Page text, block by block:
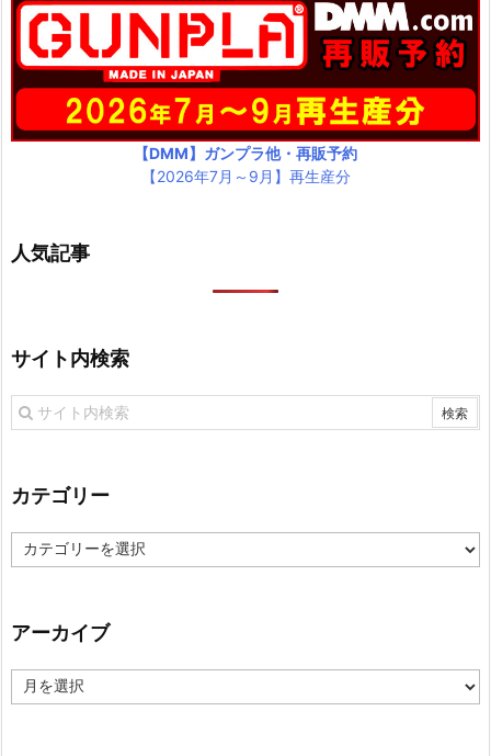
【DMM】ガンプラ他・再販予約
【2026年7月～9月】再生産分
人気記事
サイト内検索
カテゴリー
カ
テ
ー
アーカイブ
ー